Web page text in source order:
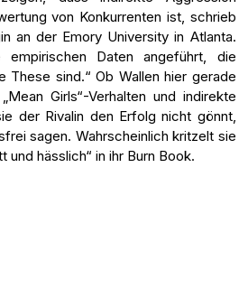
von Konkurrenten ist, schrieb
an der Emory University in Atlanta.
empirischen Daten angeführt, die
These sind.“ Ob Wallen hier gerade
Girls“-Verhalten und indirekte
der Rivalin den Erfolg nicht gönnt,
sagen. Wahrscheinlich kritzelt sie
und hässlich“ in ihr Burn Book.